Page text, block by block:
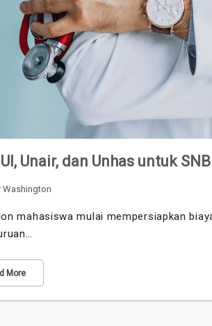
Unair, dan Unhas untuk
Washington
mahasiswa mulai mempersiapkan
More